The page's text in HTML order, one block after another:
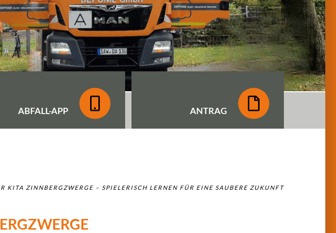
ABFALL-APP ANTRAG
KITA ZINNBERGZWERGE – SPIELERISCH LERNEN FÜR EINE SAUBERE ZUKUNFT